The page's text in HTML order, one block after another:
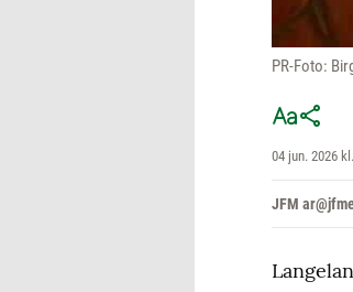
PR-Foto:
04 jun. 2026
JFM